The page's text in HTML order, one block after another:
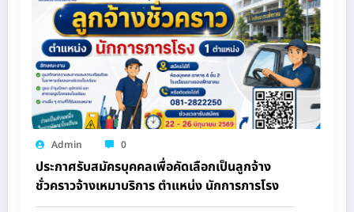
Admin 0
ประกาศรับสมัครบุคคลเพื่อคัดเลือกเป็นลูกจ้าง
ชั่วคราวจ้างเหมาบริการ ตำแหน่ง นักการภารโรง